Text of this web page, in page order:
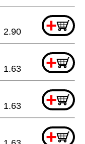
+
2.90
+
1.63
+
1.63
+